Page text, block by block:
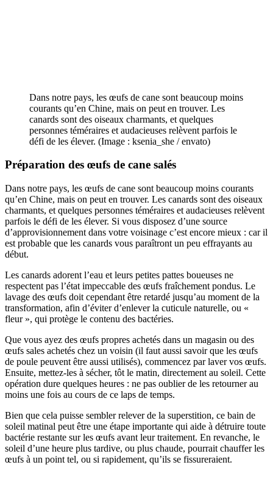
Dans notre pays, les œufs de cane sont beaucoup moins
courants qu’en Chine, mais on peut en trouver. Les
canards sont des oiseaux charmants, et quelques
personnes téméraires et audacieuses relèvent parfois le
défi de les élever. (Image : ksenia_she / envato)
Préparation des œufs de cane salés
Dans notre pays, les œufs de cane sont beaucoup moins courants
qu’en Chine, mais on peut en trouver. Les canards sont des oiseaux
charmants, et quelques personnes téméraires et audacieuses relèvent
parfois le défi de les élever. Si vous disposez d’une source
d’approvisionnement dans votre voisinage c’est encore mieux : car il
est probable que les canards vous paraîtront un peu effrayants au
début.
Les canards adorent l’eau et leurs petites pattes boueuses ne
respectent pas l’état impeccable des œufs fraîchement pondus. Le
lavage des œufs doit cependant être retardé jusqu’au moment de la
transformation, afin d’éviter d’enlever la cuticule naturelle, ou «
fleur », qui protège le contenu des bactéries.
Que vous ayez des œufs propres achetés dans un magasin ou des
œufs sales achetés chez un voisin (il faut aussi savoir que les œufs
de poule peuvent être aussi utilisés), commencez par laver vos œufs.
Ensuite, mettez-les à sécher, tôt le matin, directement au soleil. Cette
opération dure quelques heures : ne pas oublier de les retourner au
moins une fois au cours de ce laps de temps.
Bien que cela puisse sembler relever de la superstition, ce bain de
soleil matinal peut être une étape importante qui aide à détruire toute
bactérie restante sur les œufs avant leur traitement. En revanche, le
soleil d’une heure plus tardive, ou plus chaude, pourrait chauffer les
œufs à un point tel, ou si rapidement, qu’ils se fissureraient.